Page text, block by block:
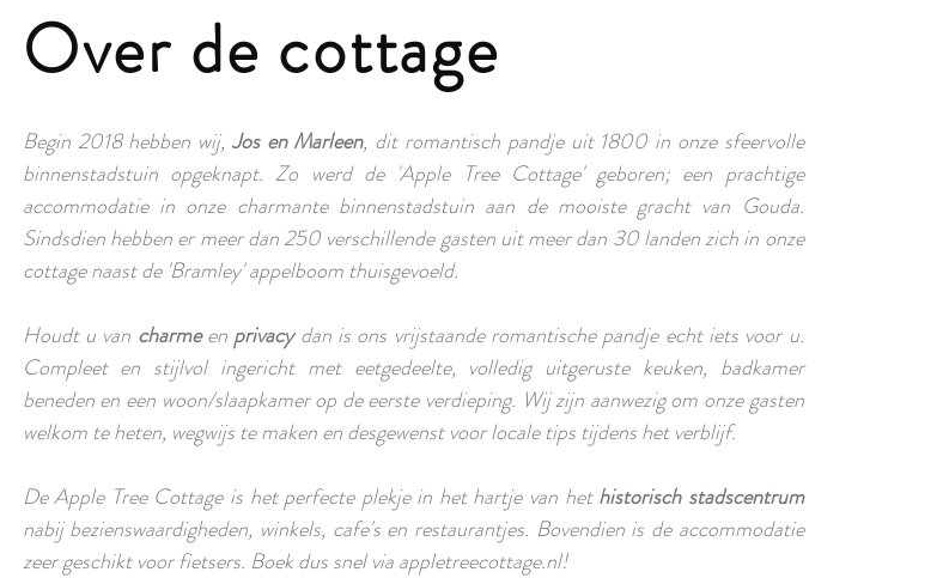
Over de cottage
Begin 2018 hebben wij, Jos en Marleen, dit romantisch pandje uit 1800 in onze sfeervolle
binnenstadstuin opgeknapt. Zo werd de 'Apple Tree Cottage' geboren; een prachtige
accommodatie in onze charmante binnenstadstuin aan de mooiste gracht van Gouda.
Sindsdien hebben er meer dan 250 verschillende gasten uit meer dan 30 landen zich in onze
cottage naast de 'Bramley' appelboom thuisgevoeld.
Houdt u van charmeen privacydan is ons vrijstaande romantische pandje echt iets voor u.
Compleet en stijlvol ingericht met eetgedeelte, volledig uitgeruste keuken, badkamer
beneden en een woon/slaapkamer op de eerste verdieping. Wij zijn aanwezig om onze gasten
welkom te heten, wegwijs te maken en desgewenst voor locale tips tijdens het verblijf.
De Apple Tree Cottage is het perfecte plekje in het hartje van hethistorisch stadscentrum
nabij bezienswaardigheden, winkels, cafe's en restaurantjes. Bovendien is de accommodatie
zeer geschikt voor fietsers. Boek dus snel via appletreecottage.nl!